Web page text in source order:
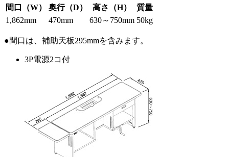
間口（W）
奥行（D） 高さ（H）
質量
1,862mm
470mm 630～750mm 50kg
●間口は、補助天板295mmを含みます。
3P電源2コ付